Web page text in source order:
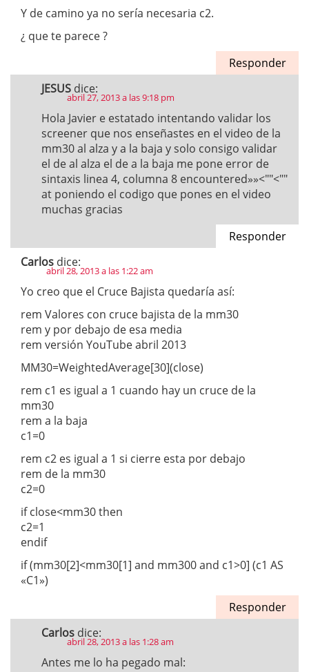
Y de camino ya no sería necesaria c2.
¿ que te parece ?
Responder
JESUS dice:
abril 27, 2013 a las 9:18 pm
Hola Javier e estatado intentando validar los
screener que nos enseñastes en el video de la
mm30 al alza y a la baja y solo consigo validar
el de al alza el de a la baja me pone error de
sintaxis linea 4, columna 8 encountered»»<""<""
at poniendo el codigo que pones en el video
muchas gracias
Responder
Carlos dice:
abril 28, 2013 a las 1:22 am
Yo creo que el Cruce Bajista quedaría así:
rem Valores con cruce bajista de la mm30
rem y por debajo de esa media
rem versión YouTube abril 2013
MM30=WeightedAverage[30](close)
rem c1 es igual a 1 cuando hay un cruce de la
mm30
rem a la baja
c1=0
rem c2 es igual a 1 si cierre esta por debajo
rem de la mm30
c2=0
if close<mm30 then
c2=1
endif
if (mm30[2]<mm30[1] and mm300 and c1>0] (c1 AS
«C1»)
Responder
Carlos dice:
abril 28, 2013 a las 1:28 am
Antes me lo ha pegado mal: